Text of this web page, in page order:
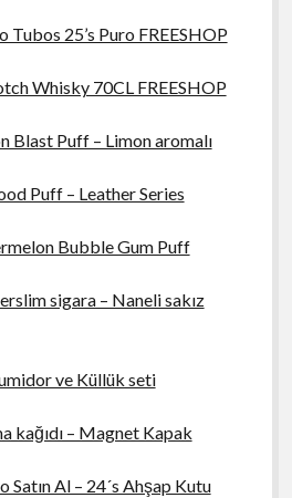
25’s Puro FREESHOP
Whisky 70CL FREESHOP
Blast Puff – Limon aromalı
Puff – Leather Series
Bubble Gum Puff
sigara – Naneli sakız
ve Küllük seti
kağıdı – Magnet Kapak
Al – 24´s Ahşap Kutu